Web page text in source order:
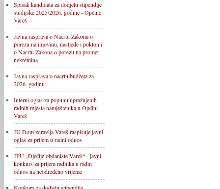
Spisak kandidata za dodjelu stipendije
studijske 2025/2026. godine - Općine
Vareš
Javna rasprava o Nacrtu Zakona o
porezu na imovinu, nasljeđe i poklon i
o Nacrtu Zakona o porezu na promet
nekretnina
Javna rasprava o nacrtu budžeta za
2026. godinu
Interni oglas za popunu upražnjenih
radnih mjesta namještenika u Općini
Vareš
JU Dom zdravlja Vareš raspisuje javni
oglas za prijem u radni odnos
JPU „Dječije obdanište Vareš“ - javni
konkurs za prijem radnika u radni
odnos na neodređeno vrijeme